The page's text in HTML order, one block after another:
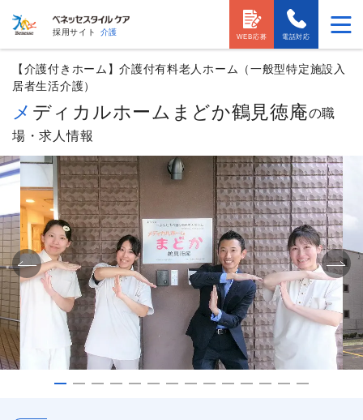
採用サイト 介護
電話対応
WEB応募
【介護付きホーム】介護付有料老人ホーム（一般型特定施設入
居者生活介護）
メディカルホームまどか鶴見徳庵の職
場・求人情報